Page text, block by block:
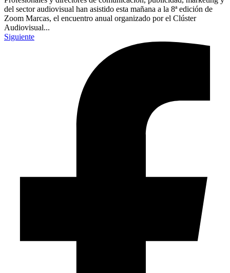
del sector audiovisual han asistido esta mañana a la 8ª edición de
Zoom Marcas, el encuentro anual organizado por el Clúster
Audiovisual...
Siguiente